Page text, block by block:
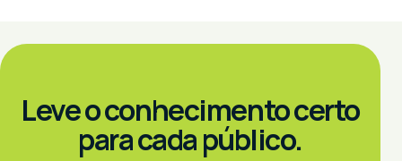
Leve o conhecimento certo
para cada público.